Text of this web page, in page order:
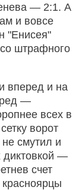
— 2:1. А
и вовсе
"Енисея"
штрафного
вперед и на
—
всех в
ворот
смутил и
диктовкой —
счет
красноярцы